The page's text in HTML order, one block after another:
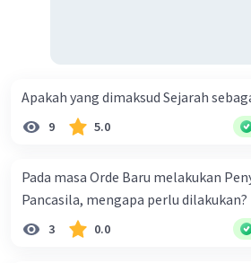
Apakah yang dimaksud Sejarah
9 5.0
Pada masa Orde Baru melakukan
Pancasila, mengapa perlu dilakukan?
3 0.0